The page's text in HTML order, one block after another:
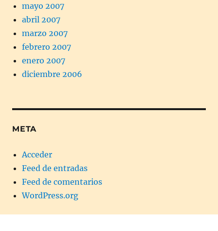
mayo 2007
abril 2007
marzo 2007
febrero 2007
enero 2007
diciembre 2006
META
Acceder
Feed de entradas
Feed de comentarios
WordPress.org